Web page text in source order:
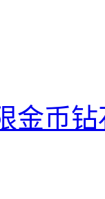
金币